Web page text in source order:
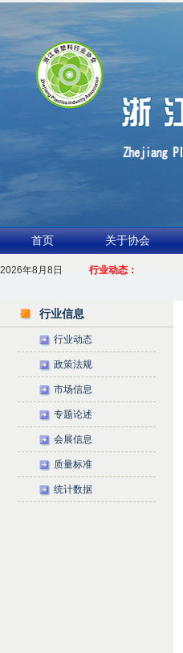
首页 关于协会
2026年8月8日 行业动态：
力产业链 共启新征程
行业信息
行业动态
政策法规
市场信息
专题论述
会展信息
质量标准
统计数据